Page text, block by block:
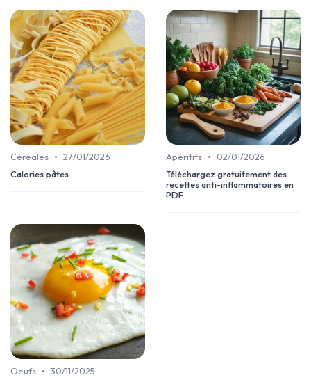
Céréales • 27/01/2026
Calories pâtes
Apéritifs •
02/01/2026
Téléchargez gratuitement des
recettes anti-inflammatoires en
PDF
Oeufs • 30/11/2025